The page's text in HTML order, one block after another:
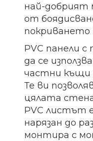
най-добрият
от
покриването
PVC панели
да се
частни къщи
Те ви
цялата
PVC листът
нарязан до
монтира с